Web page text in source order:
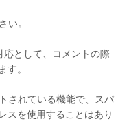
い。
として、コメントの際
。
されている機能で、スパ
スを使用することはあり